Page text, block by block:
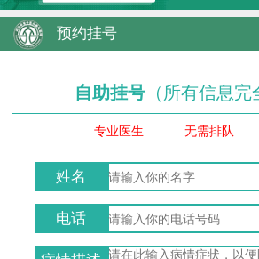
预约挂号
自助挂号 （所有信息完
专业医生 无需排队
姓名
电话